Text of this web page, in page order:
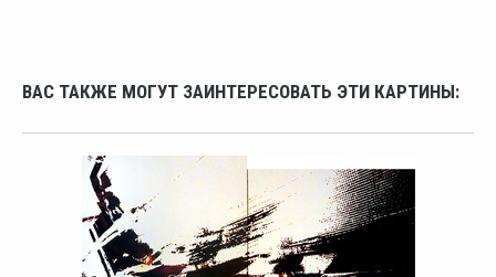
ВАС ТАКЖЕ МОГУТ ЗАИНТЕРЕСОВАТЬ ЭТИ КАРТИНЫ: